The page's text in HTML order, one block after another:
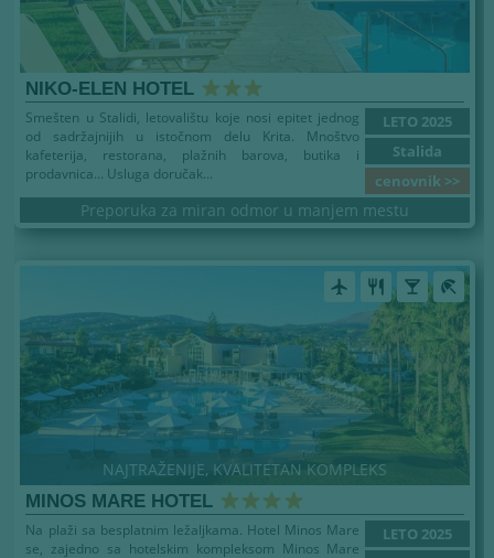
NIKO-ELEN HOTEL
LETO 2025
Stalida
cenovnik >>
Smešten u Stalidi, letovalištu koje nosi epitet jednog
od sadržajnijih u istočnom delu Krita. Mnoštvo
kafeterija, restorana, plažnih barova, butika i
prodavnica... Usluga doručak...
Preporuka za miran odmor u manjem mestu
airplanemode_active restaurant local_bar beach_access
NAJTRAŽENIJE, KVALITETAN KOMPLEKS
MINOS MARE HOTEL
LETO 2025
Na plaži sa besplatnim ležaljkama. Hotel Minos Mare
se, zajedno sa hotelskim kompleksom Minos Mare